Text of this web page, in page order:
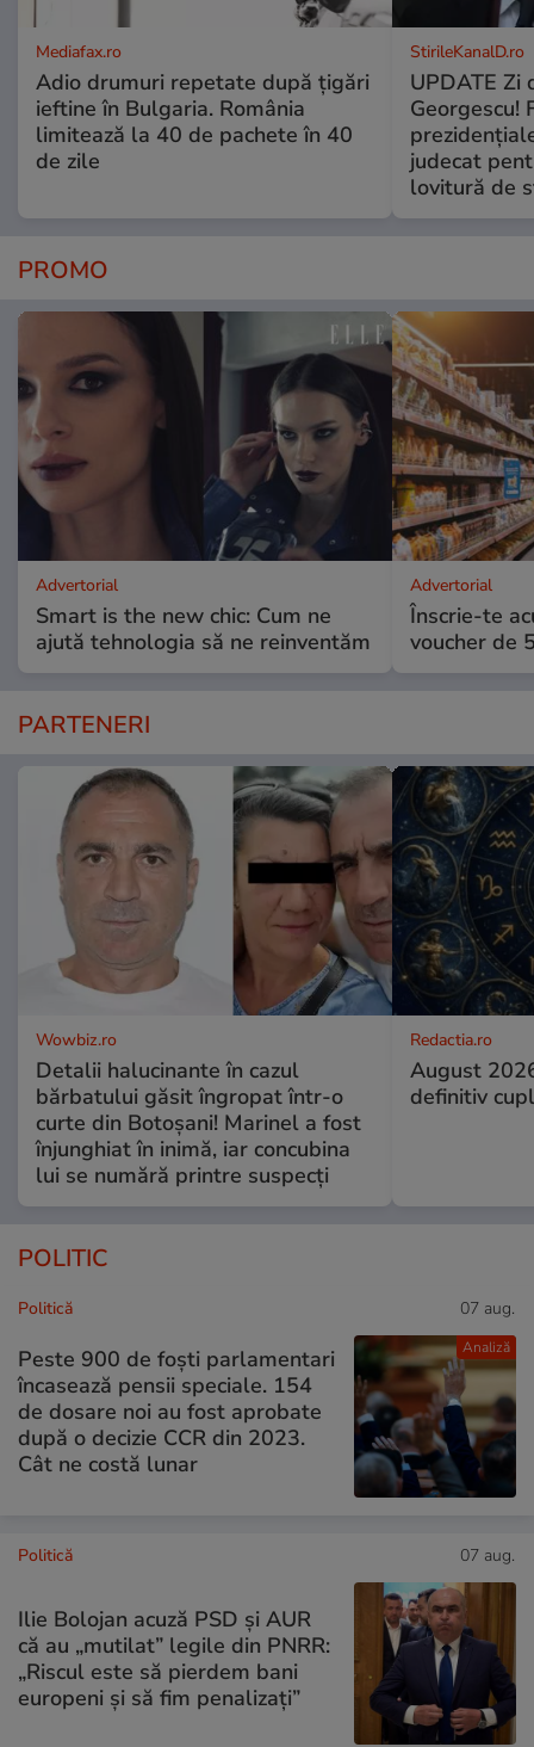
Mediafax.ro
Adio drumuri repetate după țigări
ieftine în Bulgaria. România
limitează la 40 de pachete în 40
de zile
StirileKanalD.ro
UPDATE Zi
Georgescu!
judecat
lovitură de
PROMO
Advertorial
Smart is the new chic: Cum ne
ajută tehnologia să ne reinventăm
Advertorial
Înscrie-te
voucher de
PARTENERI
Wowbiz.ro
Detalii halucinante în cazul
bărbatului găsit îngropat într-o
curte din Botoșani! Marinel a fost
înjunghiat în inimă, iar concubina
lui se numără printre suspecți
Redactia.ro
August
definitiv
POLITIC
Analiză
Politică 07 aug.
Peste 900 de foști parlamentari
încasează pensii speciale. 154
de dosare noi au fost aprobate
după o decizie CCR din 2023.
Cât ne costă lunar
Politică 07 aug.
Ilie Bolojan acuză PSD și AUR
că au „mutilat” legile din PNRR:
„Riscul este să pierdem bani
europeni și să fim penalizați”